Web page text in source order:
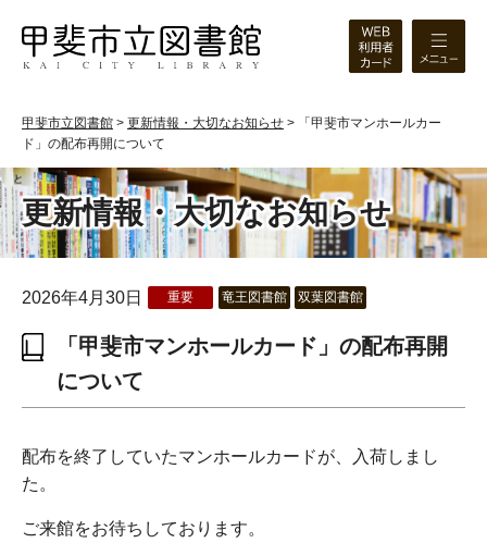
甲斐市立図書館 > 更新情報・大切なお知らせ >
「甲斐市マンホールカー
ド」の配布再開について
更新情報・大切なお知らせ
2026年4月30日 重要 竜王図書館 双葉図書館
「甲斐市マンホールカード」の配布再開
について
配布を終了していたマンホールカードが、入荷しまし
た。
ご来館をお待ちしております。